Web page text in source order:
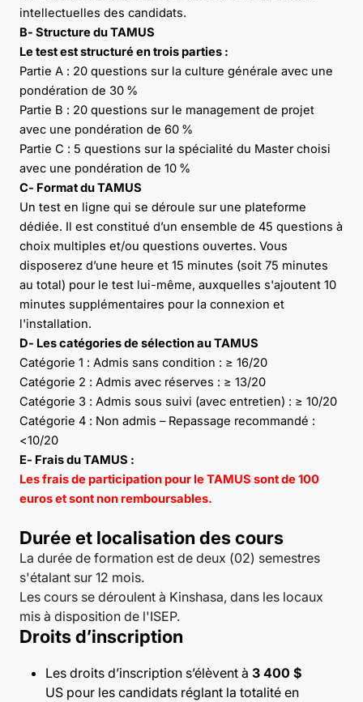
intellectuelles des candidats.
B- Structure du TAMUS
Le test est structuré en trois parties :
Partie A : 20 questions sur la culture générale avec une
pondération de 30 %
Partie B : 20 questions sur le management de projet
avec une pondération de 60 %
Partie C : 5 questions sur la spécialité du Master choisi
avec une pondération de 10 %
C- Format du TAMUS
Un test en ligne qui se déroule sur une plateforme
dédiée. Il est constitué d’un ensemble de 45 questions à
choix multiples et/ou questions ouvertes. Vous
disposerez d’une heure et 15 minutes (soit 75 minutes
au total) pour le test lui-même, auxquelles s'ajoutent 10
minutes supplémentaires pour la connexion et
l'installation.
D- Les catégories de sélection au TAMUS
Catégorie 1 : Admis sans condition : ≥ 16/20
Catégorie 2 : Admis avec réserves : ≥ 13/20
Catégorie 3 : Admis sous suivi (avec entretien) : ≥ 10/20
Catégorie 4 : Non admis – Repassage recommandé :
<10/20
E- Frais du TAMUS :
Les frais de participation pour le TAMUS sont de 100
euros et sont non remboursables.
Durée et localisation des cours
La durée de formation est de deux (02) semestres
s'étalant sur 12 mois.
Les cours se déroulent à Kinshasa, dans les locaux
mis à disposition de l'ISEP.
Droits d’inscription
Les droits d’inscription s’élèvent à 3 400 $
US pour les candidats réglant la totalité en